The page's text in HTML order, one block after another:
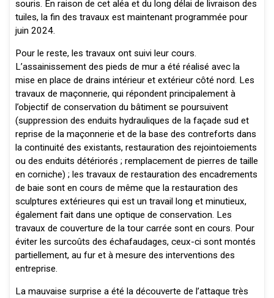
souris. En raison de cet aléa et du long délai de livraison des
tuiles, la fin des travaux est maintenant programmée pour
juin 2024.
Pour le reste, les travaux ont suivi leur cours.
L’assainissement des pieds de mur a été réalisé avec la
mise en place de drains intérieur et extérieur côté nord. Les
travaux de maçonnerie, qui répondent principalement à
l’objectif de conservation du bâtiment se poursuivent
(suppression des enduits hydrauliques de la façade sud et
reprise de la maçonnerie et de la base des contreforts dans
la continuité des existants, restauration des rejointoiements
ou des enduits détériorés ; remplacement de pierres de taille
en corniche) ; les travaux de restauration des encadrements
de baie sont en cours de même que la restauration des
sculptures extérieures qui est un travail long et minutieux,
également fait dans une optique de conservation. Les
travaux de couverture de la tour carrée sont en cours. Pour
éviter les surcoûts des échafaudages, ceux-ci sont montés
partiellement, au fur et à mesure des interventions des
entreprise.
La mauvaise surprise a été la découverte de l’attaque très